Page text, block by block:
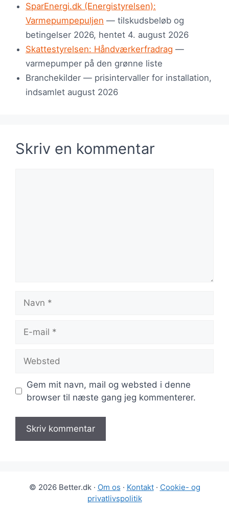
SparEnergi.dk (Energistyrelsen):
Varmepumpepuljen — tilskudsbeløb og
betingelser 2026, hentet 4. august 2026
Skattestyrelsen: Håndværkerfradrag —
varmepumper på den grønne liste
Branchekilder — prisintervaller for installation,
indsamlet august 2026
Skriv en kommentar
mail
Gem mit navn, mail og websted i denne
browser til næste gang jeg kommenterer.
© 2026 Better.dk · Om os · Kontakt· Cookie- og
privatlivspolitik